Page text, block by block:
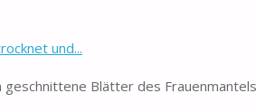
und...
Blätter des